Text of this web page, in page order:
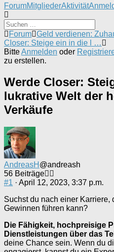
Forum-
Navigation
ForumMitgliederAktivität
Forum-
Breadcrumbs
-
Du
hier:
Forum Geld verdienen:
Closer: Steige ein in die l …
BitteAnmelden oder
zu erstellen.
Werde Closer:
lukrative Welt der
Verkäufe
AndreasH @andreash
56 Beiträge
#1 · April 12, 2023, 3:37 p.m.
Suchst du nach einer
Gewinnen führen kann?
Die Fähigkeit, hochpreisige
Dienstleistungen über das
deine Chance sein. Wenn du